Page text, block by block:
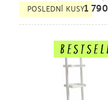
POSLEDNÍ KUSY1 790